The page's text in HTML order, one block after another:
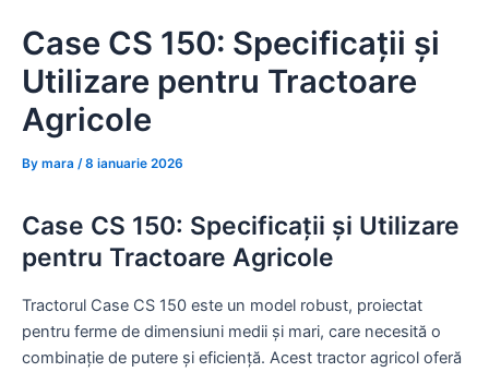
content
Case CS 150: Specificații și
Utilizare pentru Tractoare
Agricole
By mara /8 ianuarie 2026
Case CS 150: Specificații și Utilizare
pentru Tractoare Agricole
Tractorul Case CS 150 este un model robust, proiectat
pentru ferme de dimensiuni medii și mari, care necesită o
combinație de putere și eficiență. Acest tractor agricol oferă